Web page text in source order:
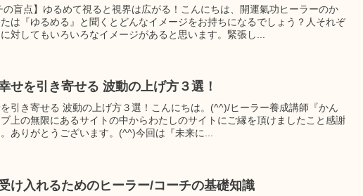
の盲点】ゆるめて視ると視界は広がる！こんにちは、開運氣功ヒーラーのか
は『ゆるめる』と聞くとどんなイメージをお持ちになるでしょう？人それぞ
対してもいろいろなイメージがあると思います。緊張し...
せを引き寄せる 波動の上げ方３選！
引き寄せる 波動の上げ方３選！こんにちは。(^^)/ヒーラー養成講師『かん
上の無限にあるサイトの中からわたしのサイトにご縁を頂けましたこと感謝
ありがとうございます。(^^)今回は『未来に...
け入れるためのヒーラー/コーチの基礎知識